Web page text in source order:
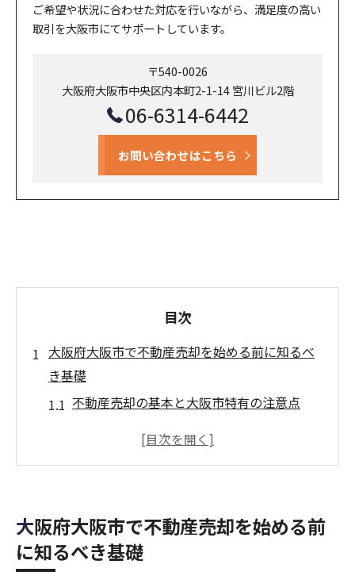
ご希望や状況に合わせた対応を行いながら、満足度の高い
取引を大阪市にてサポートしています。
〒540-0026
大阪府大阪市中央区内本町2-1-14 宮川ビル2階
06-6314-6442
お問い合わせはこちら
目次
大阪府大阪市で不動産売却を始める前に知るべ
き基礎
不動産売却の基本と大阪市特有の注意点
大阪市で不動産売却を有利に進めるコツ
不動産売却を成功へ導く大阪市の市場知識
不動産売却における査定の流れとそのポイント
大阪府大阪市で不動産売却を始める前
に知るべき基礎